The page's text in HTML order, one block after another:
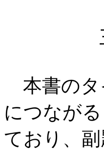
本書のタ
につなが
ており、